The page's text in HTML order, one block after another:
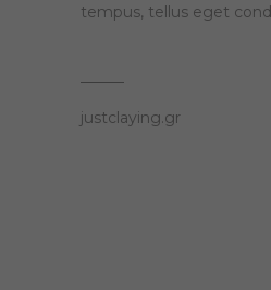
tempus, tellus eget
justclaying.gr